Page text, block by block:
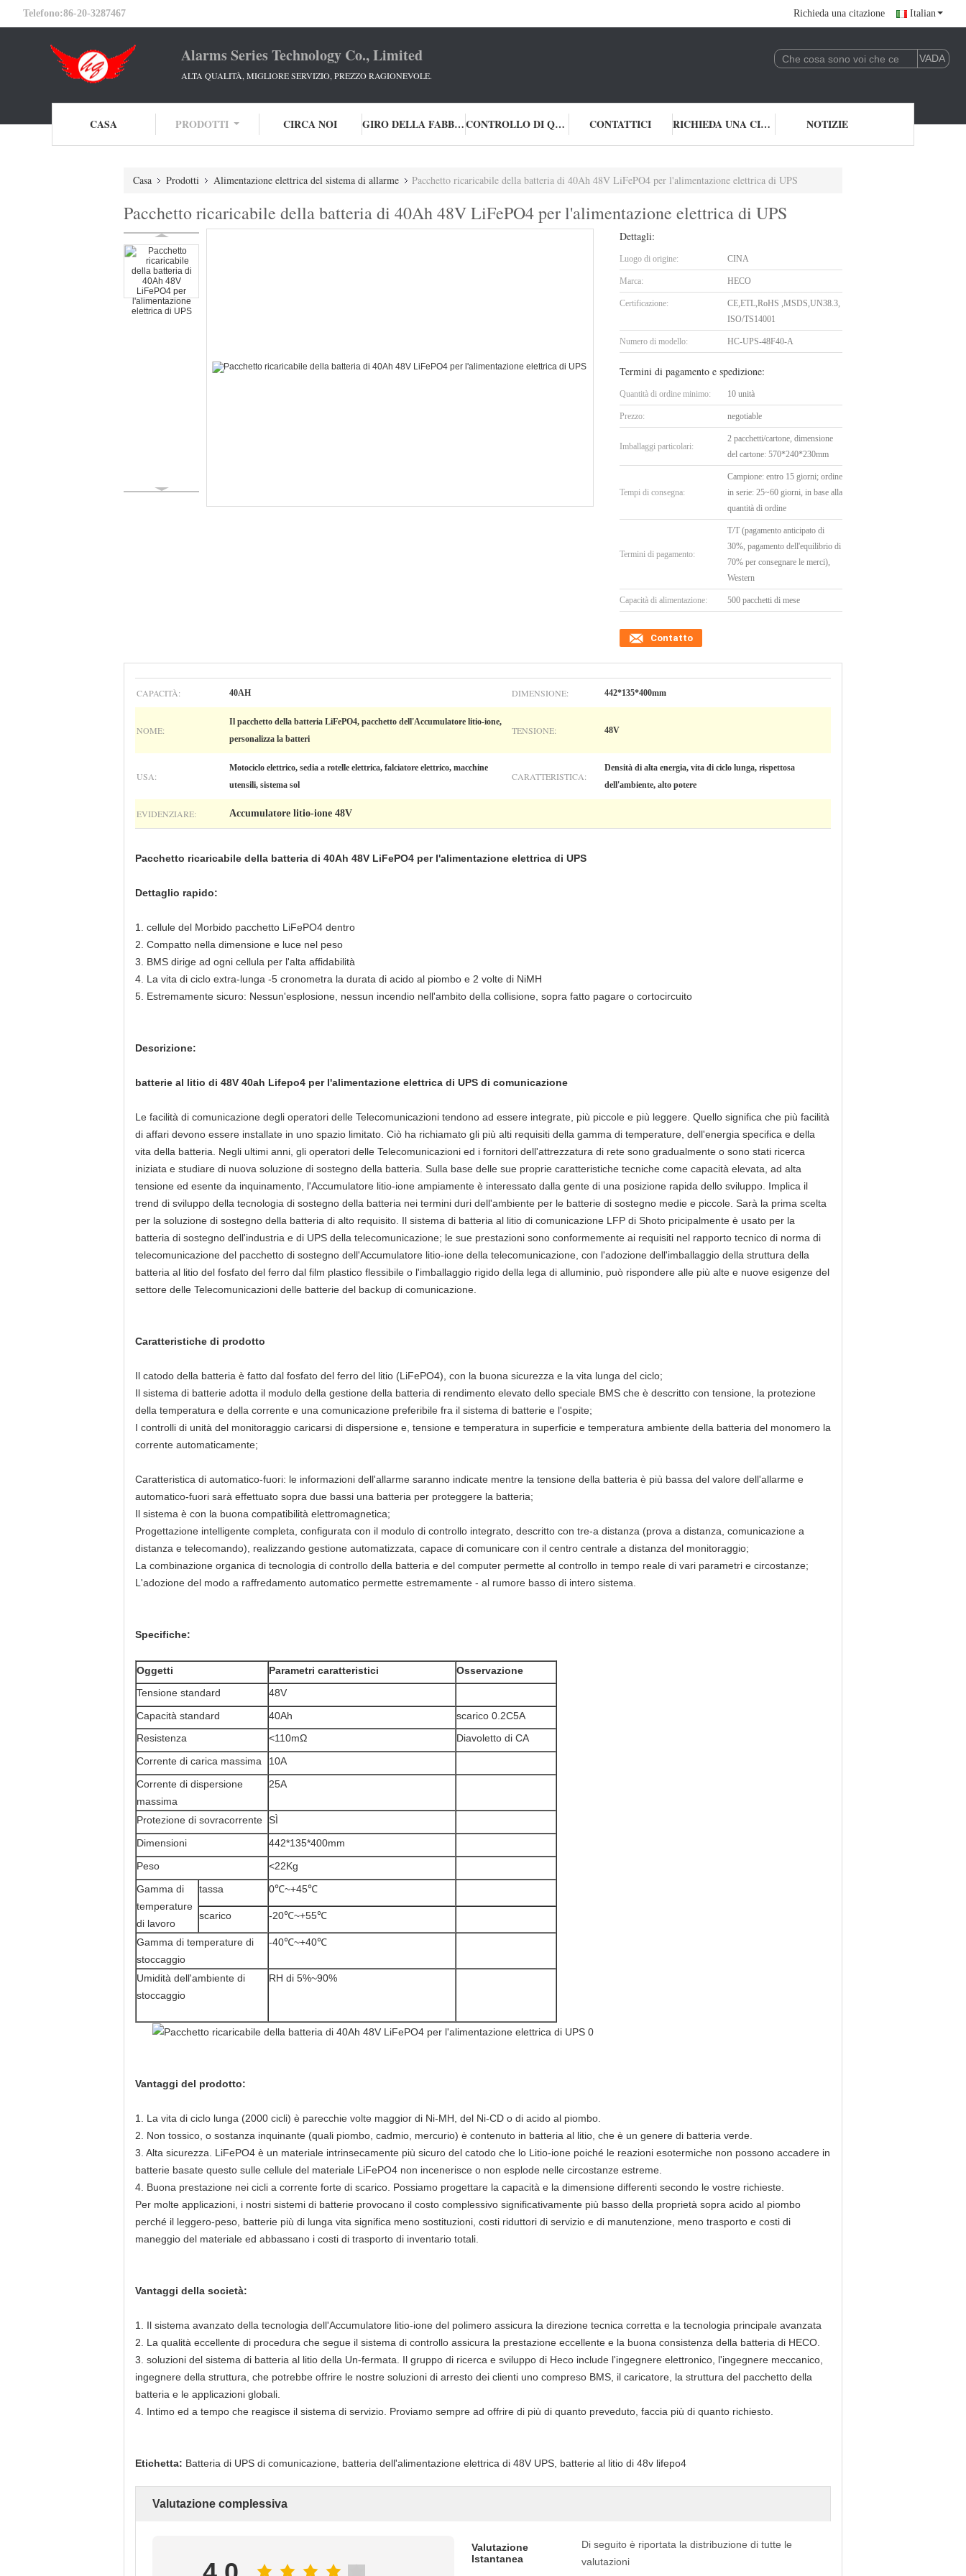
Telefono:86-20-3287467 Richieda una citazione Italian
Alarms Series Technology Co., Limited
ALTA QUALITÀ, MIGLIORE SERVIZIO, PREZZO RAGIONEVOLE.
CASA PRODOTTI CIRCA NOI GIRO DELLA FABBRICA CONTROLLO DI QUALITÀ CONTATTICI RICHIEDA UNA CITAZIONE NOTIZIE
Casa Prodotti Alimentazione elettrica del sistema di allarme Pacchetto ricaricabile della batteria di 40Ah 48V LiFePO4 per l'alimentazione elettrica di UPS
Pacchetto ricaricabile della batteria di 40Ah 48V LiFePO4 per l'alimentazione elettrica di UPS
Dettagli:
Luogo di origine: CINA
Marca: HECO
Certificazione:
CE,ETL,RoHS ,MSDS,UN38.3,
ISO/TS14001
Numero di modello: HC-UPS-48F40-A
Termini di pagamento e spedizione:
Quantità di ordine minimo: 10 unità
Prezzo: negotiable
Imballaggi particolari:
2 pacchetti/cartone, dimensione
del cartone: 570*240*230mm
Tempi di consegna:
Campione: entro 15 giorni; ordine
in serie: 25~60 giorni, in base alla
quantità di ordine
Termini di pagamento:
T/T (pagamento anticipato di
30%, pagamento dell'equilibrio di
70% per consegnare le merci),
Western
Capacità di alimentazione: 500 pacchetti di mese
Contatto
CAPACITÀ: 40AH DIMENSIONE: 442*135*400mm
NOME:
Il pacchetto della batteria LiFePO4, pacchetto dell'Accumulatore litio-ione,
personalizza la batteri
TENSIONE: 48V
USA:
Motociclo elettrico, sedia a rotelle elettrica, falciatore elettrico, macchine
utensili, sistema sol
CARATTERISTICA:
Densità di alta energia, vita di ciclo lunga, rispettosa
dell'ambiente, alto potere
EVIDENZIARE: Accumulatore litio-ione 48V
Pacchetto ricaricabile della batteria di 40Ah 48V LiFePO4 per l'alimentazione elettrica di UPS
Dettaglio rapido:
1. cellule del Morbido pacchetto LiFePO4 dentro
2. Compatto nella dimensione e luce nel peso
3. BMS dirige ad ogni cellula per l'alta affidabilità
4. La vita di ciclo extra-lunga -5 cronometra la durata di acido al piombo e 2 volte di NiMH
5. Estremamente sicuro: Nessun'esplosione, nessun incendio nell'ambito della collisione, sopra fatto pagare o cortocircuito
Descrizione:
batterie al litio di 48V 40ah Lifepo4 per l'alimentazione elettrica di UPS di comunicazione
Le facilità di comunicazione degli operatori delle Telecomunicazioni tendono ad essere integrate, più piccole e più leggere. Quello significa che più facilità
di affari devono essere installate in uno spazio limitato. Ciò ha richiamato gli più alti requisiti della gamma di temperature, dell'energia specifica e della
vita della batteria. Negli ultimi anni, gli operatori delle Telecomunicazioni ed i fornitori dell'attrezzatura di rete sono gradualmente o sono stati ricerca
iniziata e studiare di nuova soluzione di sostegno della batteria. Sulla base delle sue proprie caratteristiche tecniche come capacità elevata, ad alta
tensione ed esente da inquinamento, l'Accumulatore litio-ione ampiamente è interessato dalla gente di una posizione rapida dello sviluppo. Implica il
trend di sviluppo della tecnologia di sostegno della batteria nei termini duri dell'ambiente per le batterie di sostegno medie e piccole. Sarà la prima scelta
per la soluzione di sostegno della batteria di alto requisito. Il sistema di batteria al litio di comunicazione LFP di Shoto pricipalmente è usato per la
batteria di sostegno dell'industria e di UPS della telecomunicazione; le sue prestazioni sono conformemente ai requisiti nel rapporto tecnico di norma di
telecomunicazione del pacchetto di sostegno dell'Accumulatore litio-ione della telecomunicazione, con l'adozione dell'imballaggio della struttura della
batteria al litio del fosfato del ferro dal film plastico flessibile o l'imballaggio rigido della lega di alluminio, può rispondere alle più alte e nuove esigenze del
settore delle Telecomunicazioni delle batterie del backup di comunicazione.
Caratteristiche di prodotto
Il catodo della batteria è fatto dal fosfato del ferro del litio (LiFePO4), con la buona sicurezza e la vita lunga del ciclo;
Il sistema di batterie adotta il modulo della gestione della batteria di rendimento elevato dello speciale BMS che è descritto con tensione, la protezione
della temperatura e della corrente e una comunicazione preferibile fra il sistema di batterie e l'ospite;
I controlli di unità del monitoraggio caricarsi di dispersione e, tensione e temperatura in superficie e temperatura ambiente della batteria del monomero la
corrente automaticamente;
Caratteristica di automatico-fuori: le informazioni dell'allarme saranno indicate mentre la tensione della batteria è più bassa del valore dell'allarme e
automatico-fuori sarà effettuato sopra due bassi una batteria per proteggere la batteria;
Il sistema è con la buona compatibilità elettromagnetica;
Progettazione intelligente completa, configurata con il modulo di controllo integrato, descritto con tre-a distanza (prova a distanza, comunicazione a
distanza e telecomando), realizzando gestione automatizzata, capace di comunicare con il centro centrale a distanza del monitoraggio;
La combinazione organica di tecnologia di controllo della batteria e del computer permette al controllo in tempo reale di vari parametri e circostanze;
L'adozione del modo a raffredamento automatico permette estremamente - al rumore basso di intero sistema.
Specifiche:
Oggetti Parametri caratteristici
Osservazione
Tensione standard
48V
Capacità standard
40Ah
scarico 0.2C5A
Resistenza
<110mΩ
Diavoletto di CA
Corrente di carica massima
10A
Corrente di dispersione
massima
25A
Protezione di sovracorrente SÌ
Dimensioni
442*135*400mm
Peso
<22Kg
Gamma di
temperature
di lavoro
tassa 0℃~+45℃
scarico -20℃~+55℃
Gamma di temperature di
stoccaggio
-40℃~+40℃
Umidità dell'ambiente di
stoccaggio
RH di 5%~90%
Vantaggi del prodotto:
1. La vita di ciclo lunga (2000 cicli) è parecchie volte maggior di Ni-MH, del Ni-CD o di acido al piombo.
2. Non tossico, o sostanza inquinante (quali piombo, cadmio, mercurio) è contenuto in batteria al litio, che è un genere di batteria verde.
3. Alta sicurezza. LiFePO4 è un materiale intrinsecamente più sicuro del catodo che lo Litio-ione poiché le reazioni esotermiche non possono accadere in
batterie basate questo sulle cellule del materiale LiFePO4 non incenerisce o non esplode nelle circostanze estreme.
4. Buona prestazione nei cicli a corrente forte di scarico. Possiamo progettare la capacità e la dimensione differenti secondo le vostre richieste.
Per molte applicazioni, i nostri sistemi di batterie provocano il costo complessivo significativamente più basso della proprietà sopra acido al piombo
perché il leggero-peso, batterie più di lunga vita significa meno sostituzioni, costi riduttori di servizio e di manutenzione, meno trasporto e costi di
maneggio del materiale ed abbassano i costi di trasporto di inventario totali.
Vantaggi della società:
1. Il sistema avanzato della tecnologia dell'Accumulatore litio-ione del polimero assicura la direzione tecnica corretta e la tecnologia principale avanzata
2. La qualità eccellente di procedura che segue il sistema di controllo assicura la prestazione eccellente e la buona consistenza della batteria di HECO.
3. soluzioni del sistema di batteria al litio della Un-fermata. Il gruppo di ricerca e sviluppo di Heco include l'ingegnere elettronico, l'ingegnere meccanico,
ingegnere della struttura, che potrebbe offrire le nostre soluzioni di arresto dei clienti uno compreso BMS, il caricatore, la struttura del pacchetto della
batteria e le applicazioni globali.
4. Intimo ed a tempo che reagisce il sistema di servizio. Proviamo sempre ad offrire di più di quanto preveduto, faccia più di quanto richiesto.
Etichetta: Batteria di UPS di comunicazione, batteria dell'alimentazione elettrica di 48V UPS, batterie al litio di 48v lifepo4
Valutazione complessiva
Valutazione
Istantanea
Di seguito è riportata la distribuzione di tutte le
valutazioni